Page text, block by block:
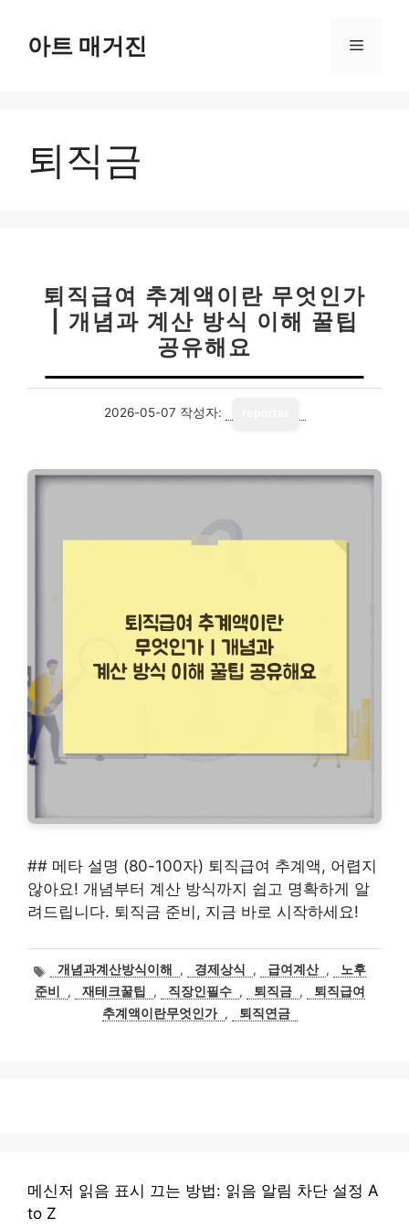
아트 매거진 메
퇴직금
퇴직급여 추계액이란 무엇인가
| 개념과 계산 방식 이해 꿀팁
공유해요
2026-05-07 작성자:
## 메타 설명 (80-100자) 퇴직급여 추계액, 어렵지
않아요! 개념부터 계산 방식까지 쉽고 명확하게 알
려드립니다. 퇴직금 준비, 지금 바로 시작하세요!
태
그
개념과계산방식이해 , 경제상식 , 급여계산 ,
노후
준비
, 재테크꿀팁 , 직장인필수 , 퇴직금 ,
퇴직급여
추계액이란무엇인가 , 퇴직연금
메신저 읽음 표시 끄는 방법: 읽음 알림 차단 설정 A
to Z